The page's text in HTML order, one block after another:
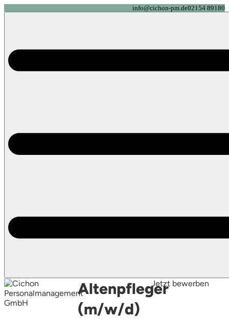
info@cichon-pm.de02154 89180
Altenpfleger
(m/w/d)
Jetzt bewerben